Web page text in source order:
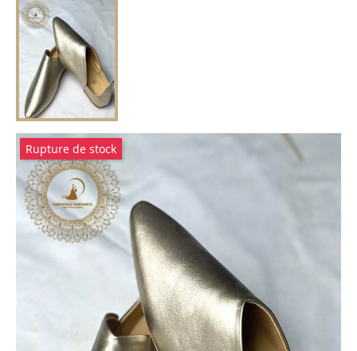
Rupture de stock